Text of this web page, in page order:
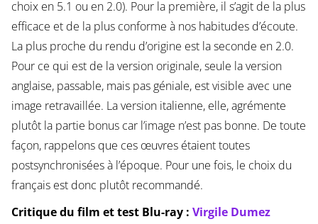
choix en 5.1 ou en 2.0). Pour la première, il s’agit de la plus
efficace et de la plus conforme à nos habitudes d’écoute.
La plus proche du rendu d’origine est la seconde en 2.0.
Pour ce qui est de la version originale, seule la version
anglaise, passable, mais pas géniale, est visible avec une
image retravaillée. La version italienne, elle, agrémente
plutôt la partie bonus car l’image n’est pas bonne. De toute
façon, rappelons que ces œuvres étaient toutes
postsynchronisées à l’époque. Pour une fois, le choix du
français est donc plutôt recommandé.
Critique du film et test Blu-ray : Virgile Dumez